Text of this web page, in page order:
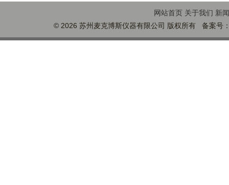
网站首页 关于我们 新
© 2026 苏州麦克博斯仪器有限公司 版权所有 备案号